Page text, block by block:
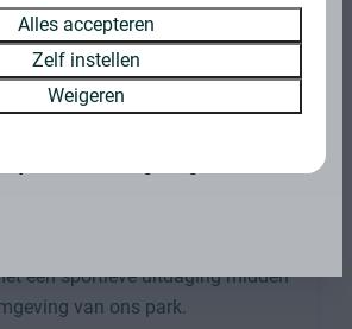
te verlaten. Deze activiteit biedt
leeftijden en is een ideale
tijd door te brengen. Of u nu
of collega’s bent.
is het gebruik van de
volwassenen, zijn
receptie. Combineer plezier en
een sportieve uitdaging midden
van ons park.
Kom naar onze open dagen op
2 augustusen ontdek wat
Wiltzangh u te bieden heeft. Laat u
park, bekijk het diverse
verken de
Alles accepteren
Zelf instellen
Weigeren